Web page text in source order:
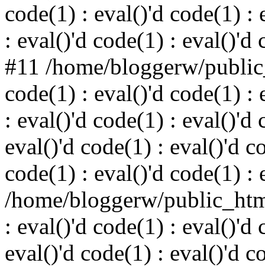
code(1) : eval()'d code(1) :
: eval()'d code(1) : eval()'d
#11 /home/bloggerw/
code(1) : eval()'d code(1) :
: eval()'d code(1) : eval()'d
eval()'d code(1) : eval()'d
code(1) : eval()'d code(1) :
/home/bloggerw/
: eval()'d code(1) : eval()'d
eval()'d code(1) : eval()'d